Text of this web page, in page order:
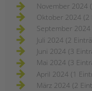
November 2024
Oktober 2024 (2
September 2024
Juli 2024 (2
Juni 2024 (3
Mai 2024 (3
April 2024 (1
März 2024 (2